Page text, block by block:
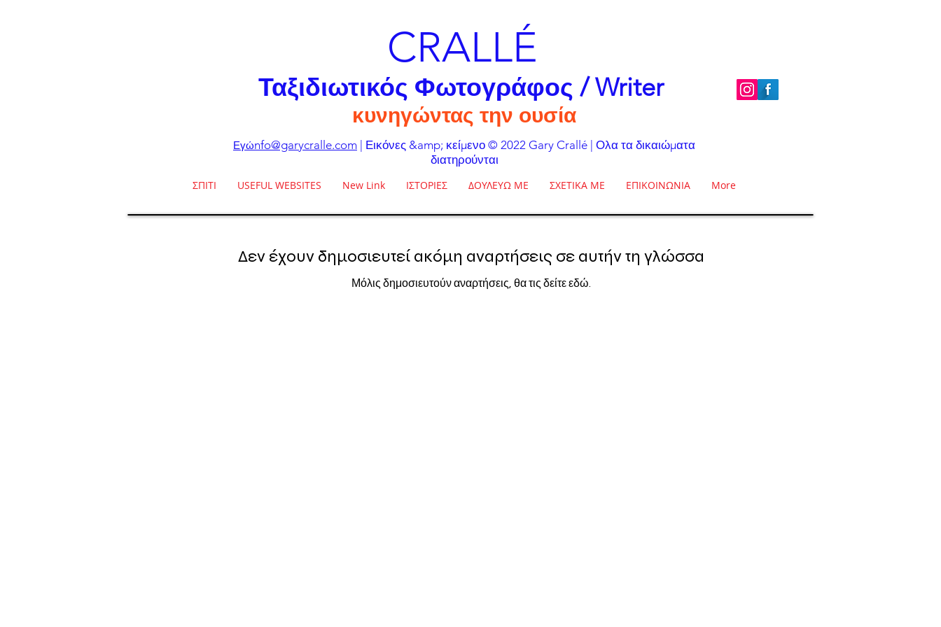
CRALLÉ
Ταξιδιωτικός Φωτογράφος / Writer
κυνηγώντας την ουσία
Εγώnfo@garycralle.com | Εικόνες &amp; κείμενο © 2022 Gary Crallé | Ολα τα δικαιώματα
διατηρούνται
ΣΠΙΤΙ USEFUL WEBSITES New Link ΙΣΤΟΡΙΕΣ ΔΟΥΛΕΥΩ ΜΕ ΣΧΕΤΙΚΑ ΜΕ ΕΠΙΚΟΙΝΩΝΙΑ More
Δεν έχουν δημοσιευτεί ακόμη αναρτήσεις σε αυτήν τη γλώσσα
Μόλις δημοσιευτούν αναρτήσεις, θα τις δείτε εδώ.